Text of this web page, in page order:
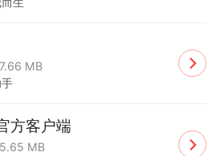
MB
方客户端
MB